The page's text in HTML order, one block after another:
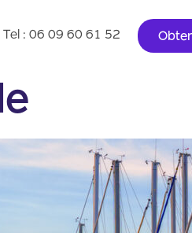
Tel : 06 09 60 61 52